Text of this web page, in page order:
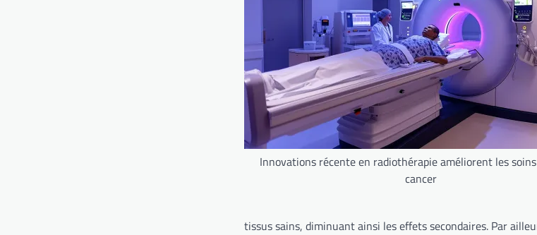
Innovations récente en radiothérapie améliorent les
cancer
tissus sains, diminuant ainsi les effets secondaires. Par